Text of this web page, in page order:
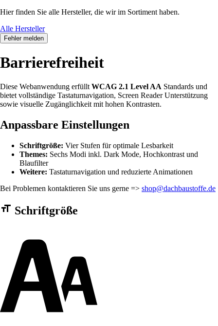
Hier finden Sie alle Hersteller, die wir im Sortiment haben.
Alle Hersteller
Fehler melden
Barrierefreiheit
Diese Webanwendung erfüllt WCAG 2.1 Level AA Standards und
bietet vollständige Tastaturnavigation, Screen Reader Unterstützung
sowie visuelle Zugänglichkeit mit hohen Kontrasten.
Anpassbare Einstellungen
Schriftgröße: Vier Stufen für optimale Lesbarkeit
Themes: Sechs Modi inkl. Dark Mode, Hochkontrast und
Blaufilter
Weitere: Tastaturnavigation und reduzierte Animationen
Bei Problemen kontaktieren Sie uns gerne => shop@dachbaustoffe.de
Barrierefreiheit Einstellungen Formular
Schriftgröße